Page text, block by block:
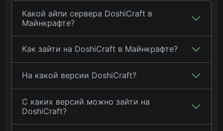
Какой айпи сервера DoshiCraft в
Майнкрафте?
Как зайти на DoshiCraft в Майнкрафте?
На какой версии DoshiCraft?
С каких версий можно зайти на
DoshiCraft?